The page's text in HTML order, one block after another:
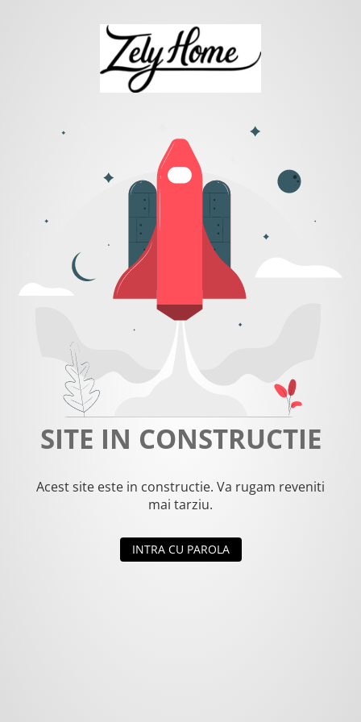
SITE IN CONSTRUCTIE
Acest site este in constructie. Va rugam reveniti
mai tarziu.
INTRA CU PAROLA